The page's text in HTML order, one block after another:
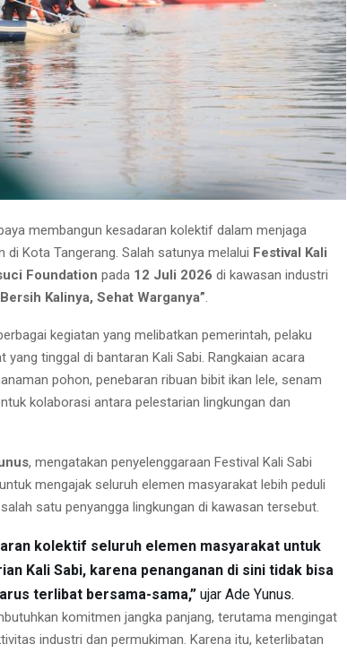
membangun kesadaran kolektif dalam menjaga
Kota Tangerang. Salah satunya melalui Festival Kali
Foundation pada 12 Juli 2026 di kawasan industri
Kalinya, Sehat Warganya”.
kegiatan yang melibatkan pemerintah, pelaku
tinggal di bantaran Kali Sabi. Rangkaian acara
pohon, penebaran ribuan bibit ikan lele, senam
kolaborasi antara pelestarian lingkungan dan
, mengatakan penyelenggaraan Festival Kali Sabi
mengajak seluruh elemen masyarakat lebih peduli
satu penyangga lingkungan di kawasan tersebut.
kolektif seluruh elemen masyarakat untuk
Kali Sabi, karena penanganan di sini tidak bisa
terlibat bersama-sama,” ujar Ade Yunus.
komitmen jangka panjang, terutama mengingat
industri dan permukiman. Karena itu, keterlibatan